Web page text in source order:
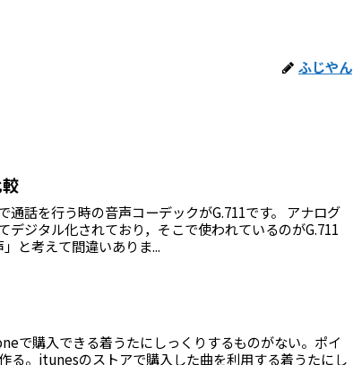
ふじやん
通話を行う時の音声コーデックがG.711です。 アナログ
デジタル化されており，そこで使われているのがG.711
と考えて間違いありま...
で購入できる着うたにしっくりするものがない。ポイ
る。itunesのストアで購入した曲を利用する着うたにし